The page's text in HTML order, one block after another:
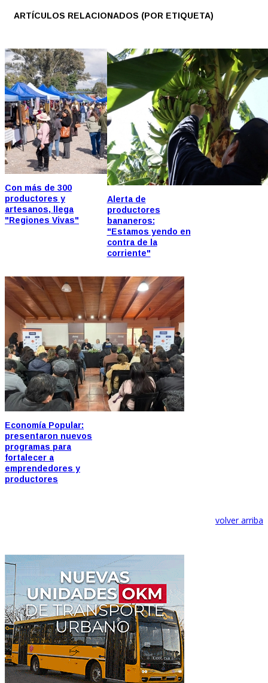
ARTÍCULOS RELACIONADOS (POR ETIQUETA)
Con más de 300
productores y
artesanos, llega
"Regiones Vivas"
Alerta de
productores
bananeros:
"Estamos yendo en
contra de la
corriente"
Economía Popular:
presentaron nuevos
programas para
fortalecer a
emprendedores y
productores
volver arriba